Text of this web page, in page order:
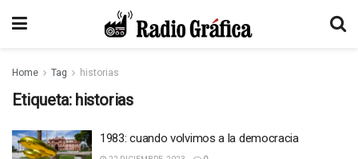
Home Tag historias
Etiqueta: historias
1983: cuando volvimos a la democracia